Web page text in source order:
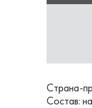
Страна-
Состав: